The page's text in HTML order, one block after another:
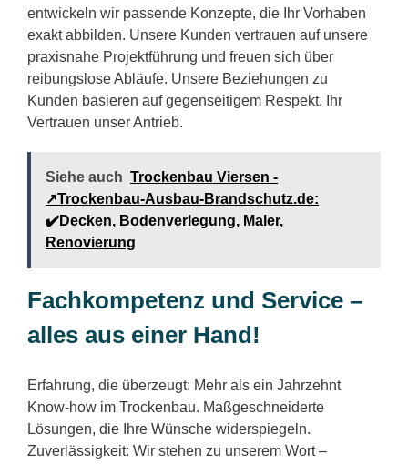
entwickeln wir passende Konzepte, die Ihr Vorhaben
exakt abbilden. Unsere Kunden vertrauen auf unsere
praxisnahe Projektführung und freuen sich über
reibungslose Abläufe. Unsere Beziehungen zu
Kunden basieren auf gegenseitigem Respekt. Ihr
Vertrauen unser Antrieb.
Siehe auch Trockenbau Viersen -
↗️Trockenbau-Ausbau-Brandschutz.de:
✔️Decken, Bodenverlegung, Maler,
Renovierung
Fachkompetenz und Service –
alles aus einer Hand!
Erfahrung, die überzeugt: Mehr als ein Jahrzehnt
Know-how im Trockenbau. Maßgeschneiderte
Lösungen, die Ihre Wünsche widerspiegeln.
Zuverlässigkeit: Wir stehen zu unserem Wort –